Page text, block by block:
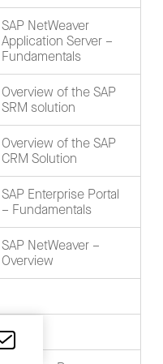
SAP NetWeaver
Application Server –
Fundamentals
Overview of the SAP
SRM solution
Overview of the SAP
CRM Solution
SAP Enterprise Portal
– Fundamentals
SAP NetWeaver –
Overview